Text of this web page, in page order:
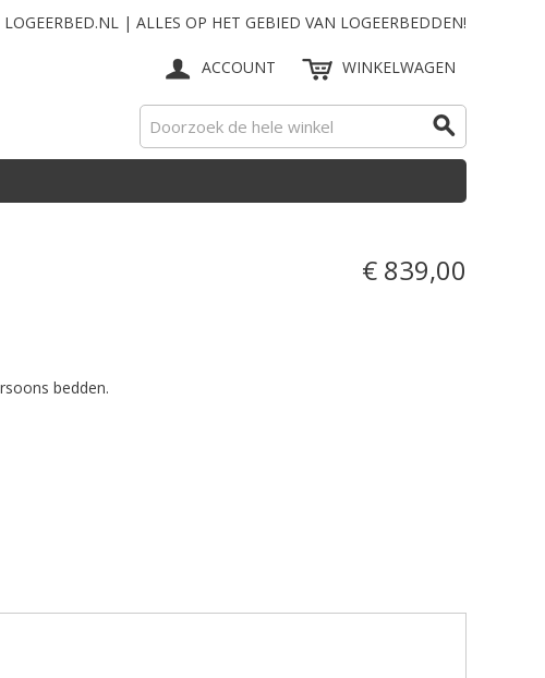
LOGEERBED.NL | ALLES OP HET GEBIED VAN LOGEERBEDDEN!
ACCOUNT WINKELWAGEN
€ 839,00
bedden.